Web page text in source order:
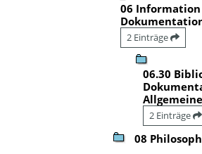
06
2 Einträge
06.30
2 Einträge
08